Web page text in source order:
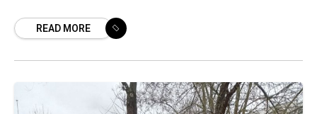
READ MORE